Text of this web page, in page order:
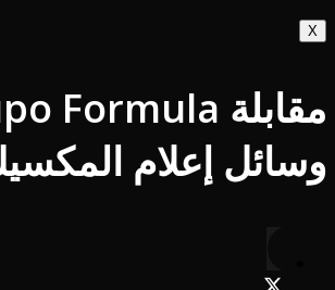
X
وسائل إعلام